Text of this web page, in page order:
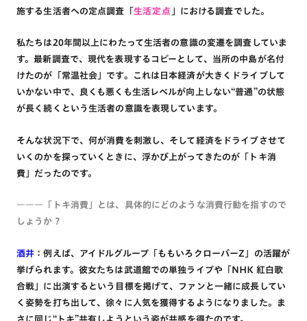
施する生活者への定点調査「 生活定点 」における調査でした。
私たちは20年間以上にわたって生活者の意識の変遷を調査していま
す。最新調査で、現代を表現するコピーとして、当所の中島が名付
けたのが「常温社会」です。これは日本経済が大きくドライブして
いかない中で、良くも悪くも生活レベルが向上しない“普通”の状態
が長く続くという生活者の意識を表現しています。
そんな状況下で、何が消費を刺激し、そして経済をドライブさせて
いくのかを探っていくときに、浮かび上がってきたのが「トキ消
費」だったのです。
―――「トキ消費」とは、具体的にどのような消費行動を指すので
しょうか？
酒井 ：例えば、アイドルグループ「ももいろクローバーZ」の活躍が
挙げられます。彼女たちは武道館での単独ライブや「NHK 紅白歌
合戦」に出演するという目標を掲げて、ファンと一緒に成長してい
く姿勢を打ち出して、徐々に人気を獲得するようになりました。ま
さに同じ“トキ”共有しようという姿が共感を得たのです。